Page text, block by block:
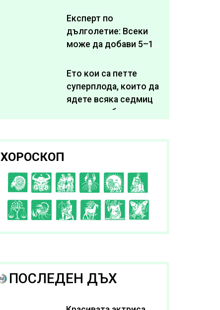
Експерт по
дълголетие: Всеки
може да добави 5–10
живота си
Ето кои са петте
суперплода, които да
ядете всяка седмица,
за да подобрите
ХОРОСКОП
C D EFGH
I J K L A B
ПОСЛЕДЕН ДЪХ